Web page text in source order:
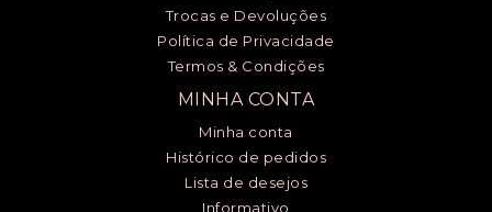
Trocas e Devoluções
Política de Privacidade
Termos & Condições
MINHA CONTA
Minha conta
Histórico de pedidos
Lista de desejos
Informativo